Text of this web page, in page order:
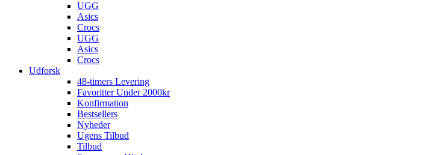
UGG
Asics
Crocs
UGG
Asics
Crocs
Udforsk
48-timers Levering
Favoritter Under 2000kr
Konfirmation
Bestsellers
Nyheder
Ugens Tilbud
Tilbud